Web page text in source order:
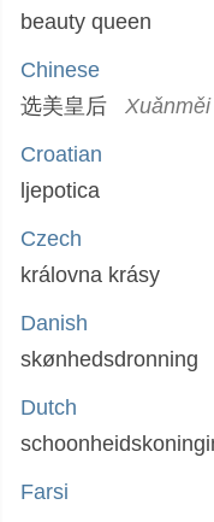
beauty queen
Chinese
选美皇后
Croatian
ljepotica
Czech
královna krásy
Danish
skønhedsdronning
Dutch
Farsi